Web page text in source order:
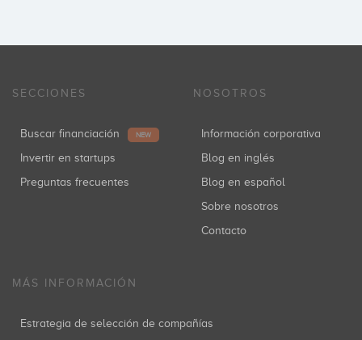
SECCIONES
Buscar financiación NEW
Invertir en startups
Preguntas frecuentes
NOSOTROS
Información corporativa
Blog en inglés
Blog en español
Sobre nosotros
Contacto
MÁS INFORMACIÓN
Estrategia de selección de compañías